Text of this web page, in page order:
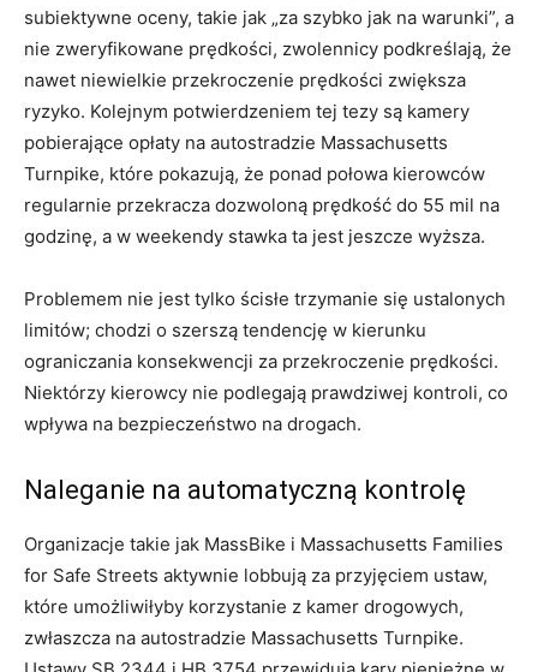
subiektywne oceny, takie jak „za szybko jak na warunki”, a
nie zweryfikowane prędkości, zwolennicy podkreślają, że
nawet niewielkie przekroczenie prędkości zwiększa
ryzyko. Kolejnym potwierdzeniem tej tezy są kamery
pobierające opłaty na autostradzie Massachusetts
Turnpike, które pokazują, że ponad połowa kierowców
regularnie przekracza dozwoloną prędkość do 55 mil na
godzinę, a w weekendy stawka ta jest jeszcze wyższa.
Problemem nie jest tylko ścisłe trzymanie się ustalonych
limitów; chodzi o szerszą tendencję w kierunku
ograniczania konsekwencji za przekroczenie prędkości.
Niektórzy kierowcy nie podlegają prawdziwej kontroli, co
wpływa na bezpieczeństwo na drogach.
Naleganie na automatyczną kontrolę
Organizacje takie jak MassBike i Massachusetts Families
for Safe Streets aktywnie lobbują za przyjęciem ustaw,
które umożliwiłyby korzystanie z kamer drogowych,
zwłaszcza na autostradzie Massachusetts Turnpike.